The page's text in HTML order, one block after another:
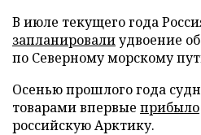
В июле текущего года
запланировалиудвоение
по Северному морскому
Осенью прошлого года
товарами впервые прибыло
российскую Арктику.